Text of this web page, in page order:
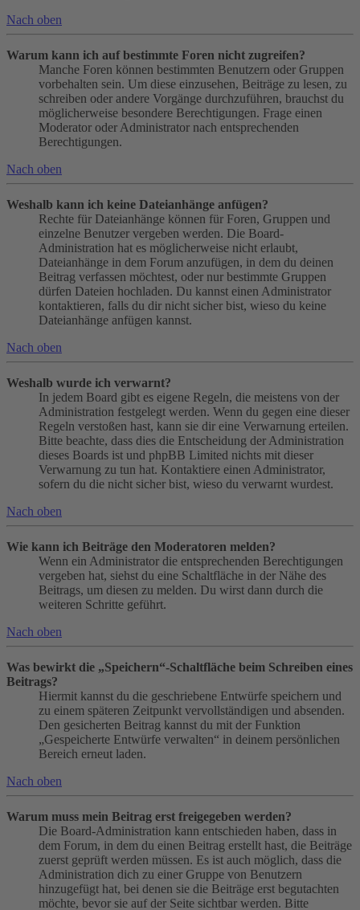
Nach oben
Warum kann ich auf bestimmte Foren nicht zugreifen?
Manche Foren können bestimmten Benutzern oder Gruppen
vorbehalten sein. Um diese einzusehen, Beiträge zu lesen, zu
schreiben oder andere Vorgänge durchzuführen, brauchst du
möglicherweise besondere Berechtigungen. Frage einen
Moderator oder Administrator nach entsprechenden
Berechtigungen.
Nach oben
Weshalb kann ich keine Dateianhänge anfügen?
Rechte für Dateianhänge können für Foren, Gruppen und
einzelne Benutzer vergeben werden. Die Board-
Administration hat es möglicherweise nicht erlaubt,
Dateianhänge in dem Forum anzufügen, in dem du deinen
Beitrag verfassen möchtest, oder nur bestimmte Gruppen
dürfen Dateien hochladen. Du kannst einen Administrator
kontaktieren, falls du dir nicht sicher bist, wieso du keine
Dateianhänge anfügen kannst.
Nach oben
Weshalb wurde ich verwarnt?
In jedem Board gibt es eigene Regeln, die meistens von der
Administration festgelegt werden. Wenn du gegen eine dieser
Regeln verstoßen hast, kann sie dir eine Verwarnung erteilen.
Bitte beachte, dass dies die Entscheidung der Administration
dieses Boards ist und phpBB Limited nichts mit dieser
Verwarnung zu tun hat. Kontaktiere einen Administrator,
sofern du die nicht sicher bist, wieso du verwarnt wurdest.
Nach oben
Wie kann ich Beiträge den Moderatoren melden?
Wenn ein Administrator die entsprechenden Berechtigungen
vergeben hat, siehst du eine Schaltfläche in der Nähe des
Beitrags, um diesen zu melden. Du wirst dann durch die
weiteren Schritte geführt.
Nach oben
Was bewirkt die „Speichern“-Schaltfläche beim Schreiben eines
Beitrags?
Hiermit kannst du die geschriebene Entwürfe speichern und
zu einem späteren Zeitpunkt vervollständigen und absenden.
Den gesicherten Beitrag kannst du mit der Funktion
„Gespeicherte Entwürfe verwalten“ in deinem persönlichen
Bereich erneut laden.
Nach oben
Warum muss mein Beitrag erst freigegeben werden?
Die Board-Administration kann entschieden haben, dass in
dem Forum, in dem du einen Beitrag erstellt hast, die Beiträge
zuerst geprüft werden müssen. Es ist auch möglich, dass die
Administration dich zu einer Gruppe von Benutzern
hinzugefügt hat, bei denen sie die Beiträge erst begutachten
möchte, bevor sie auf der Seite sichtbar werden. Bitte